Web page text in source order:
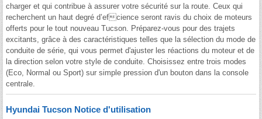
charger et qui contribue à assurer votre sécurité sur la route. Ceux qui
recherchent un haut degré d’efcience seront ravis du choix de moteurs
offerts pour le tout nouveau Tucson. Préparez-vous pour des trajets
excitants, grâce à des caractéristiques telles que la sélection du mode de
conduite de série, qui vous permet d'ajuster les réactions du moteur et de
la direction selon votre style de conduite. Choisissez entre trois modes
(Eco, Normal ou Sport) sur simple pression d'un bouton dans la console
centrale.
Hyundai Tucson Notice d'utilisation